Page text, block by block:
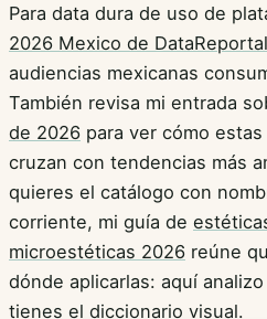
Para data dura de uso de
2026 Mexico de DataReportal
audiencias mexicanas
También revisa mi entrada
de 2026 para ver cómo
cruzan con tendencias más
quieres el catálogo con
corriente, mi guía de
microestéticas 2026 reúne
dónde aplicarlas: aquí
tienes el diccionario visual.